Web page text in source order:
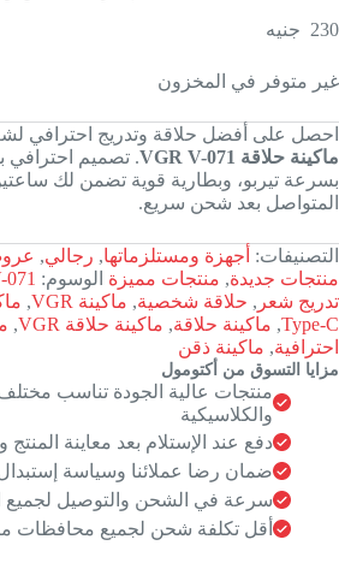
230 جنيه
غير متوفر في المخزون
احصل على أفضل حلاقة وتدريج احترافي
ماكينة حلاقة VGR V-071
. تصميم احترافي
بسرعة تيربو، وبطارية قوية تضمن لك
المتواصل بعد شحن سريع.
التصنيفات: أجهزة ومستلزماتها, رجالي,
منتجات جديدة, منتجات مميزة الوسوم:
تدريج شعر , حلاقة شخصية, ماكينة VGR ,
Type-C
, ماكينة حلاقة, ماكينة حلاقة VGR ,
احترافية, ماكينة ذقن
مزايا التسوق من أكتومول
منتجات عالية الجودة تناسب مختلف
والكلاسيكية
دفع عند الإستلام بعد معاينة المنتج
ضمان رضا عملائنا وسياسة
سرعة في الشحن والتوصيل لجميع
أقل تكلفة شحن لجميع محافظات